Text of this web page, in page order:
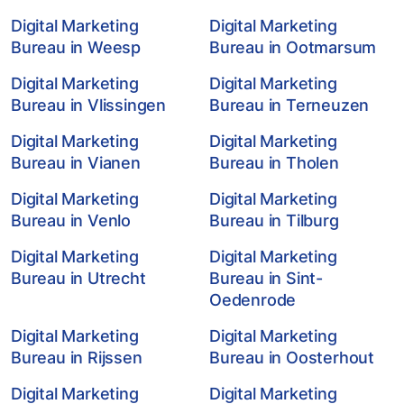
Digital Marketing
Bureau in Weesp
Digital Marketing
Bureau in Ootmarsum
Digital Marketing
Bureau in Vlissingen
Digital Marketing
Bureau in Terneuzen
Digital Marketing
Bureau in Vianen
Digital Marketing
Bureau in Tholen
Digital Marketing
Bureau in Venlo
Digital Marketing
Bureau in Tilburg
Digital Marketing
Bureau in Utrecht
Digital Marketing
Bureau in Sint-
Oedenrode
Digital Marketing
Bureau in Rijssen
Digital Marketing
Bureau in Oosterhout
Digital Marketing
Digital Marketing